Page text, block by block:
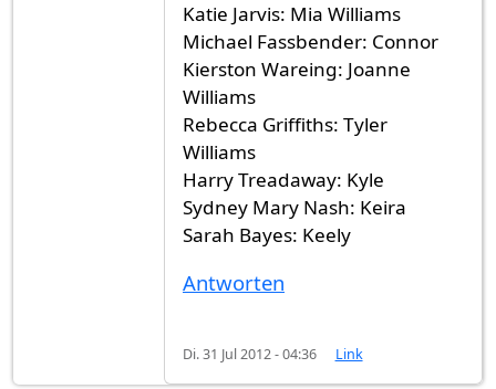
Katie Jarvis: Mia Williams
Michael Fassbender: Connor
Kierston Wareing: Joanne
Williams
Rebecca Griffiths: Tyler
Williams
Harry Treadaway: Kyle
Sydney Mary Nash: Keira
Sarah Bayes: Keely
Antworten
Di. 31 Jul 2012 - 04:36 Link